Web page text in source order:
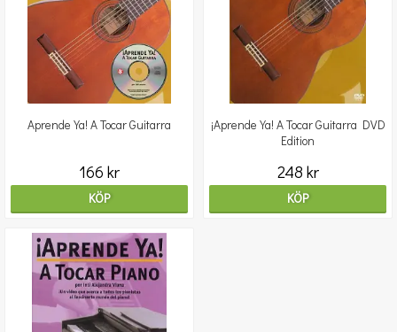
Aprende Ya! A Tocar Guitarra
166 kr
KÖP
¡Aprende Ya! A Tocar Guitarra DVD
Edition
248 kr
KÖP